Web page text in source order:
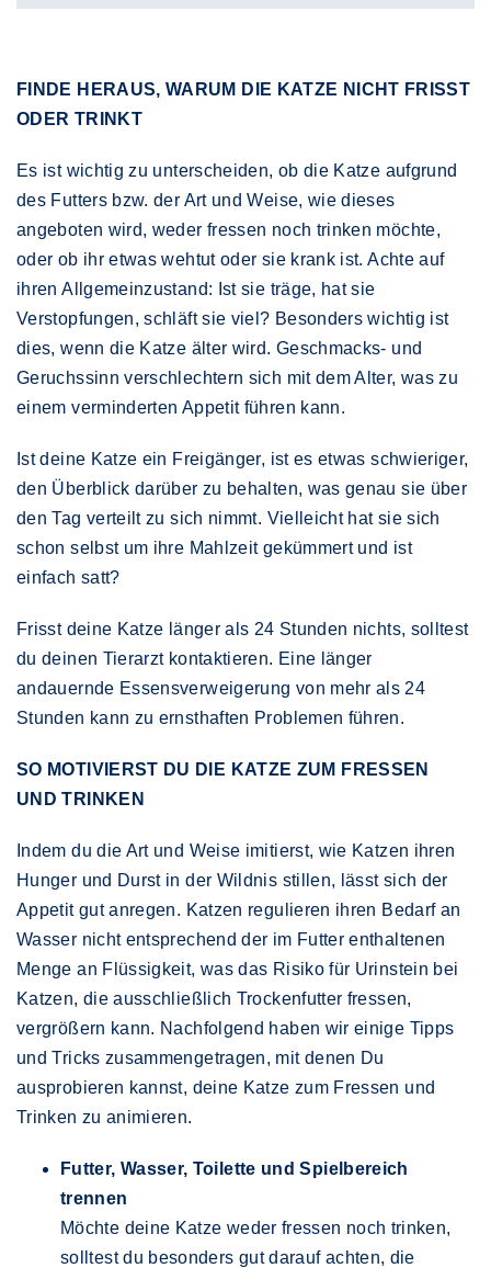
FINDE HERAUS, WARUM DIE KATZE NICHT FRISST
ODER TRINKT
Es ist wichtig zu unterscheiden, ob die Katze aufgrund
des Futters bzw. der Art und Weise, wie dieses
angeboten wird, weder fressen noch trinken möchte,
oder ob ihr etwas wehtut oder sie krank ist. Achte auf
ihren Allgemeinzustand: Ist sie träge, hat sie
Verstopfungen, schläft sie viel? Besonders wichtig ist
dies, wenn die Katze älter wird. Geschmacks- und
Geruchssinn verschlechtern sich mit dem Alter, was zu
einem verminderten Appetit führen kann.
Ist deine Katze ein Freigänger, ist es etwas schwieriger,
den Überblick darüber zu behalten, was genau sie über
den Tag verteilt zu sich nimmt. Vielleicht hat sie sich
schon selbst um ihre Mahlzeit gekümmert und ist
einfach satt?
Frisst deine Katze länger als 24 Stunden nichts, solltest
du deinen Tierarzt kontaktieren. Eine länger
andauernde Essensverweigerung von mehr als 24
Stunden kann zu ernsthaften Problemen führen.
SO MOTIVIERST DU DIE KATZE ZUM FRESSEN
UND TRINKEN
Indem du die Art und Weise imitierst, wie Katzen ihren
Hunger und Durst in der Wildnis stillen, lässt sich der
Appetit gut anregen. Katzen regulieren ihren Bedarf an
Wasser nicht entsprechend der im Futter enthaltenen
Menge an Flüssigkeit, was das Risiko für Urinstein bei
Katzen, die ausschließlich Trockenfutter fressen,
vergrößern kann. Nachfolgend haben wir einige Tipps
und Tricks zusammengetragen, mit denen Du
ausprobieren kannst, deine Katze zum Fressen und
Trinken zu animieren.
Futter, Wasser, Toilette und Spielbereich
trennen
Möchte deine Katze weder fressen noch trinken,
solltest du besonders gut darauf achten, die